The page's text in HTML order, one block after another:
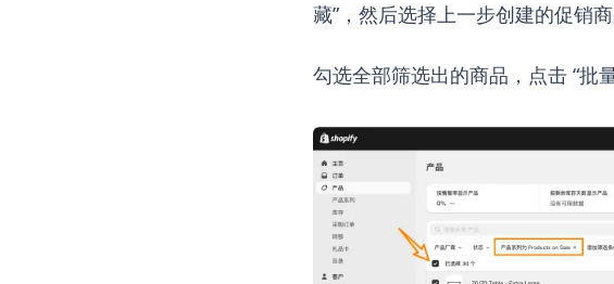
藏”，然后选择上一步创建的促销商
勾选全部筛选出的商品，点击 “批